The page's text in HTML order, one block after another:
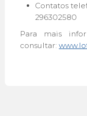
Contatos
296302580
Para mais
consultar: